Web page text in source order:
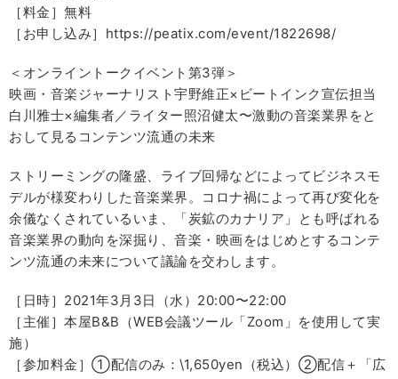
［料金］無料
［お申し込み］https://peatix.com/event/1822698/
＜オンライントークイベント第3弾＞
映画・音楽ジャーナリスト宇野維正×ビートインク宣伝担当
白川雅士×編集者／ライター照沼健太〜激動の音楽業界をと
おして見るコンテンツ流通の未来
ストリーミングの隆盛、ライブ回帰などによってビジネスモ
デルが様変わりした音楽業界。コロナ禍によって再び変化を
余儀なくされているいま、「炭鉱のカナリア」とも呼ばれる
音楽業界の動向を深掘り、音楽・映画をはじめとするコンテ
ンツ流通の未来について議論を交わします。
［日時］2021年3月3日（水）20:00〜22:00
［主催］本屋B&B（WEB会議ツール「Zoom」を使用して実
施）
［参加料金］①配信のみ：\1,650yen（税込）②配信＋「広